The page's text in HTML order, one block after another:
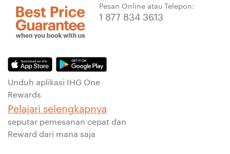
Pesan Online atau Telepon:
1 877 834 3613
Unduh aplikasi IHG One
Rewards
Pelajari selengkapnya
seputar pemesanan cepat dan
Reward dari mana saja